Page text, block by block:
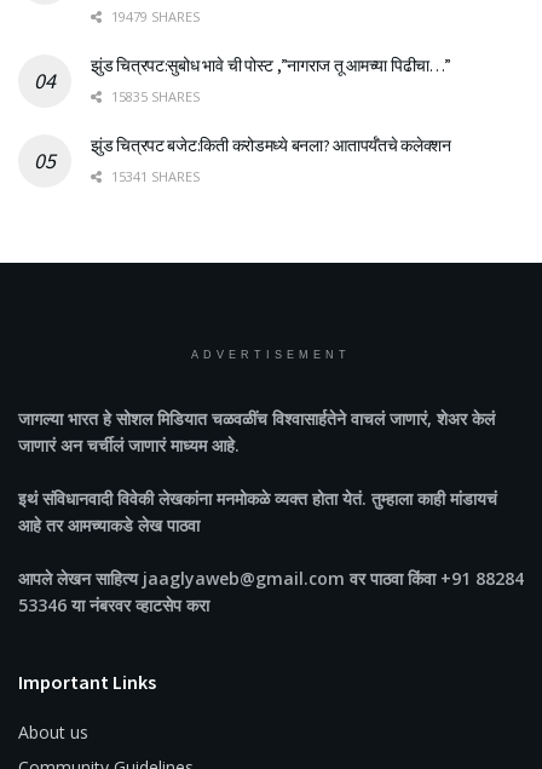
19479 SHARES
झुंड चित्रपट:सुबोध भावे ची पोस्ट ,”नागराज तू आमच्या पिढीचा…”
15835 SHARES
झुंड चित्रपट बजेट:किती करोडमध्ये बनला? आतापर्यँतचे कलेक्शन
15341 SHARES
ADVERTISEMENT
जागल्या भारतहे सोशल मिडियात चळवळींच विश्वासार्हतेने वाचलं जाणारं, शेअर केलं
जाणारं अन चर्चीलं जाणारं माध्यम आहे.
इथं संविधानवादी विवेकी लेखकांना मनमोकळे व्यक्त होता येतं. तुम्हाला काही मांडायचं
आहे तर आमच्याकडे लेख पाठवा
आपले लेखन साहित्य jaaglyaweb@gmail.com वर पाठवा किंवा +91 88284
53346 या नंबरवर व्हाटसेप करा
Important Links
About us